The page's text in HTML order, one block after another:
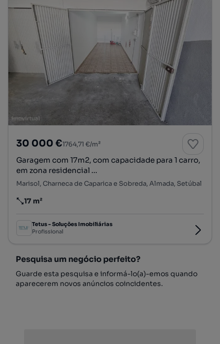
30 000 €1764,71 €/m²
Garagem com 17m2, com capacidade para 1 carro,
em zona residencial ...
Marisol, Charneca de Caparica e Sobreda, Almada, Setúbal
Preço por metro quadrado
17 m²
Tetus - Soluções Imobiliárias
Profissional
Pesquisa um negócio perfeito?
Guarde esta pesquisa e informá-lo(a)-emos quando
aparecerem novos anúncios coincidentes.